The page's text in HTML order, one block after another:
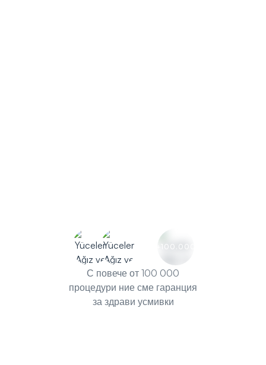
+100.000
С повече от 100 000
процедури ние сме гаранция
за здрави усмивки